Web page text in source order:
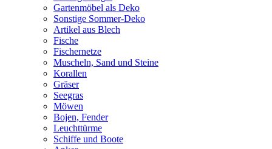
Gartenmöbel als Deko
Sonstige Sommer-Deko
Artikel aus Blech
Fische
Fischernetze
Muscheln, Sand und Steine
Korallen
Gräser
Seegras
Möwen
Bojen, Fender
Leuchttürme
Schiffe und Boote